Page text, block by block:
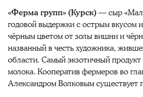
«Ферма групп» (Курск) — сыр
годовой выдержки с острым вкусом
чёрным цветом от золы вишни и
названный в честь художника,
области. Самый экзотичный
молока. Кооператив фермеров во
Александром Волковым существует